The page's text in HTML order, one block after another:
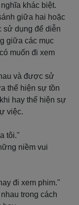
khác biệt.
giữa hai hoặc
dụng để diễn
giữa các mục
muốn đi xem
và được sử
thể hiện sự tồn
hay thể hiện sự
việc.
tôi."
niềm vui
đi xem phim."
trong cách